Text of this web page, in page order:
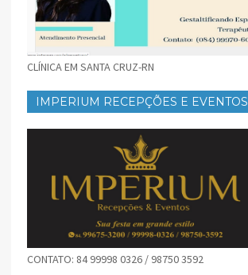
CLÍNICA EM SANTA CRUZ-RN
IMPERIUM RECEPÇÕES E EVENTOS
CONTATO: 84 99998 0326 / 98750 3592